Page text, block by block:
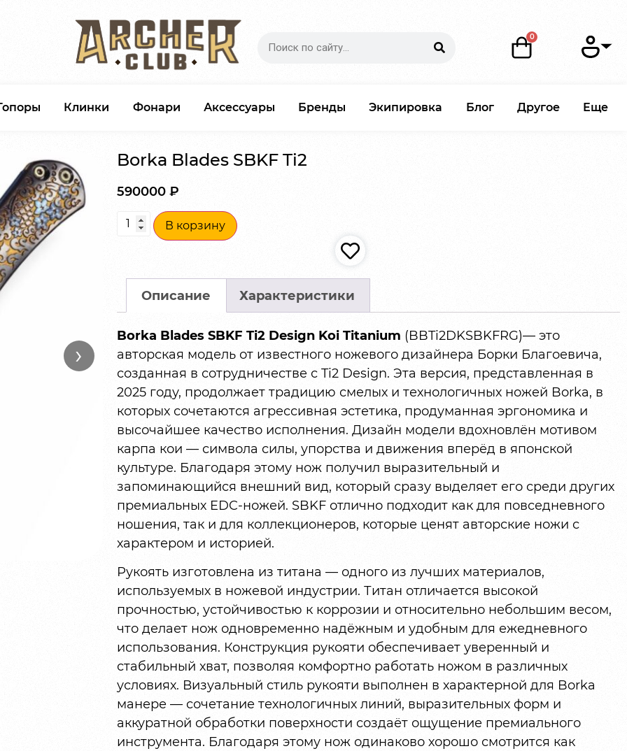
Клинки Фонари Аксессуары Бренды Экипировка Блог Другое Еще
›
Borka Blades SBKF Ti2
590000 ₽
В корзину
Описание Характеристики
Borka Blades SBKF Ti2 Design Koi Titanium (BBTi2DKSBKFRG)— это
авторская модель от известного ножевого дизайнера Борки Благоевича,
созданная в сотрудничестве с Ti2 Design. Эта версия, представленная в
2025 году, продолжает традицию смелых и технологичных ножей Borka, в
которых сочетаются агрессивная эстетика, продуманная эргономика и
высочайшее качество исполнения. Дизайн модели вдохновлён мотивом
карпа кои — символа силы, упорства и движения вперёд в японской
культуре. Благодаря этому нож получил выразительный и
запоминающийся внешний вид, который сразу выделяет его среди других
премиальных EDC-ножей. SBKF отлично подходит как для повседневного
ношения, так и для коллекционеров, которые ценят авторские ножи с
характером и историей.
Рукоять изготовлена из титана — одного из лучших материалов,
используемых в ножевой индустрии. Титан отличается высокой
прочностью, устойчивостью к коррозии и относительно небольшим весом,
что делает нож одновременно надёжным и удобным для ежедневного
использования. Конструкция рукояти обеспечивает уверенный и
стабильный хват, позволяя комфортно работать ножом в различных
условиях. Визуальный стиль рукояти выполнен в характерной для Borka
манере — сочетание технологичных линий, выразительных форм и
аккуратной обработки поверхности создаёт ощущение премиального
инструмента. Благодаря этому нож одинаково хорошо смотрится как